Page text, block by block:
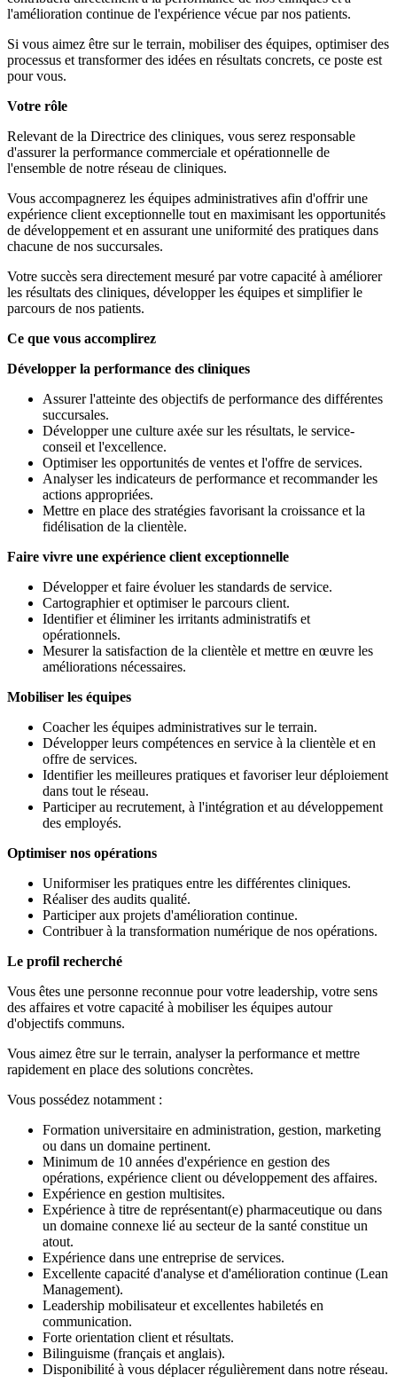
l'amélioration continue de l'expérience vécue par nos patients.
Si vous aimez être sur le terrain, mobiliser des équipes, optimiser des
processus et transformer des idées en résultats concrets, ce poste est
pour vous.
Votre rôle
Relevant de la Directrice des cliniques, vous serez responsable
d'assurer la performance commerciale et opérationnelle de
l'ensemble de notre réseau de cliniques.
Vous accompagnerez les équipes administratives afin d'offrir une
expérience client exceptionnelle tout en maximisant les opportunités
de développement et en assurant une uniformité des pratiques dans
chacune de nos succursales.
Votre succès sera directement mesuré par votre capacité à améliorer
les résultats des cliniques, développer les équipes et simplifier le
parcours de nos patients.
Ce que vous accomplirez
Développer la performance des cliniques
Assurer l'atteinte des objectifs de performance des différentes
succursales.
Développer une culture axée sur les résultats, le service-
conseil et l'excellence.
Optimiser les opportunités de ventes et l'offre de services.
Analyser les indicateurs de performance et recommander les
actions appropriées.
Mettre en place des stratégies favorisant la croissance et la
fidélisation de la clientèle.
Faire vivre une expérience client exceptionnelle
Développer et faire évoluer les standards de service.
Cartographier et optimiser le parcours client.
Identifier et éliminer les irritants administratifs et
opérationnels.
Mesurer la satisfaction de la clientèle et mettre en œuvre les
améliorations nécessaires.
Mobiliser les équipes
Coacher les équipes administratives sur le terrain.
Développer leurs compétences en service à la clientèle et en
offre de services.
Identifier les meilleures pratiques et favoriser leur déploiement
dans tout le réseau.
Participer au recrutement, à l'intégration et au développement
des employés.
Optimiser nos opérations
Uniformiser les pratiques entre les différentes cliniques.
Réaliser des audits qualité.
Participer aux projets d'amélioration continue.
Contribuer à la transformation numérique de nos opérations.
Le profil recherché
Vous êtes une personne reconnue pour votre leadership, votre sens
des affaires et votre capacité à mobiliser les équipes autour
d'objectifs communs.
Vous aimez être sur le terrain, analyser la performance et mettre
rapidement en place des solutions concrètes.
Vous possédez notamment :
Formation universitaire en administration, gestion, marketing
ou dans un domaine pertinent.
Minimum de 10 années d'expérience en gestion des
opérations, expérience client ou développement des affaires.
Expérience en gestion multisites.
Expérience à titre de représentant(e) pharmaceutique ou dans
un domaine connexe lié au secteur de la santé constitue un
atout.
Expérience dans une entreprise de services.
Excellente capacité d'analyse et d'amélioration continue (Lean
Management).
Leadership mobilisateur et excellentes habiletés en
communication.
Forte orientation client et résultats.
Bilinguisme (français et anglais).
Disponibilité à vous déplacer régulièrement dans notre réseau.